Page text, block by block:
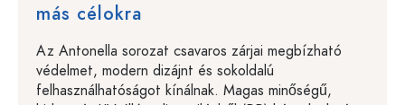
más célokra
Az Antonella sorozat csavaros zárjai megbízható
védelmet, modern dizájnt és sokoldalú
felhasználhatóságot kínálnak. Magas minőségű,